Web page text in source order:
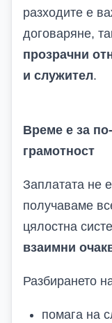
разходите е
договаряне,
прозрачни
и служител.
Време е за
грамотност
Заплатата не
получаваме
цялостна
взаимни
Разбирането
помага на